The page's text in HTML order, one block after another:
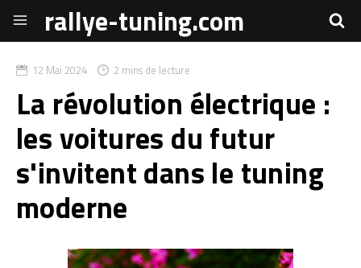
rallye-tuning.com
12 Mai 2024 2 mins de lecture
La révolution électrique :
les voitures du futur
s'invitent dans le tuning
moderne